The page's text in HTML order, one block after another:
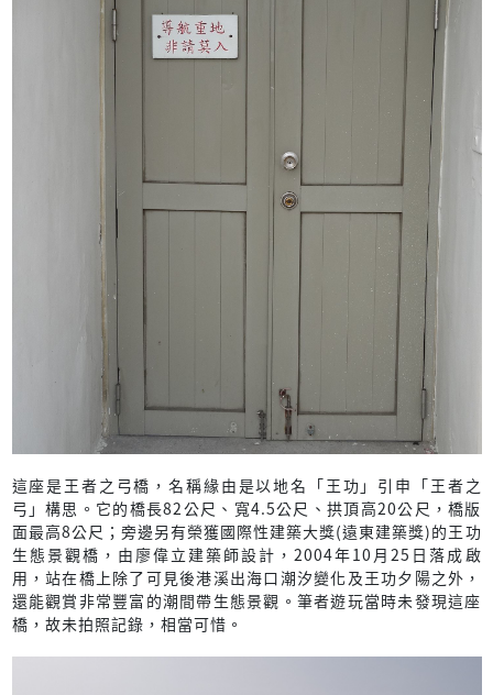
這座是王者之弓橋，名稱緣由是以地名「王功」引申「王者之
弓」構思。它的橋長82公尺、寬4.5公尺、拱頂高20公尺，橋版
面最高8公尺；旁邊另有榮獲國際性建築大獎(遠東建築獎)的王功
生態景觀橋，由廖偉立建築師設計，2004年10月25日落成啟
用，站在橋上除了可見後港溪出海口潮汐變化及王功夕陽之外，
還能觀賞非常豐富的潮間帶生態景觀。筆者遊玩當時未發現這座
橋，故未拍照記錄，相當可惜。